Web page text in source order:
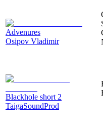
Advenures
Osipov Vladimir
Blackhole short 2
TaigaSoundProd